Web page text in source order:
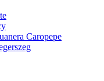
Caropepe